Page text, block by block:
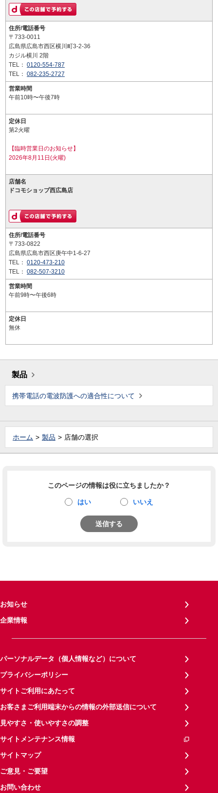
住所/電話番号
〒733-0011
広島県広島市西区横川町3-2-36
カジル横川 2階
TEL： 0120-554-787
TEL： 082-235-2727
営業時間
午前10時〜午後7時
定休日
第2火曜
【臨時営業日のお知らせ】
2026年8月11日(火曜)
店舗名
ドコモショップ西広島店
住所/電話番号
〒733-0822
広島県広島市西区庚午中1-6-27
TEL： 0120-473-210
TEL： 082-507-3210
営業時間
午前9時〜午後6時
定休日
無休
製品
携帯電話の電波防護への適合性について
ホーム 製品 店舗の選択
このページの情報は役に立ちましたか？
はい いいえ
送信する
お知らせ
企業情報
パーソナルデータ（個人情報など）について
プライバシーポリシー
サイトご利用にあたって
お客さまご利用端末からの情報の外部送信について
見やすさ・使いやすさの調整
サイトメンテナンス情報
サイトマップ
ご意見・ご要望
お問い合わせ